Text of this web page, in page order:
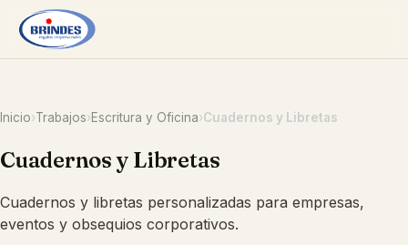
Inicio›Trabajos›Escritura y Oficina›Cuadernos y Libretas
Cuadernos y Libretas
Cuadernos y libretas personalizadas para empresas,
eventos y obsequios corporativos.